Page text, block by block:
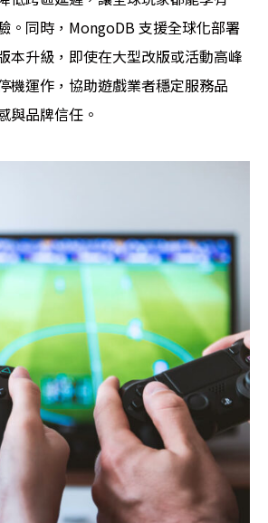
。同時，MongoDB 支援全球化部署
本升級，即使在大型改版或活動高峰
機運作，協助遊戲業者穩定服務品
與品牌信任。